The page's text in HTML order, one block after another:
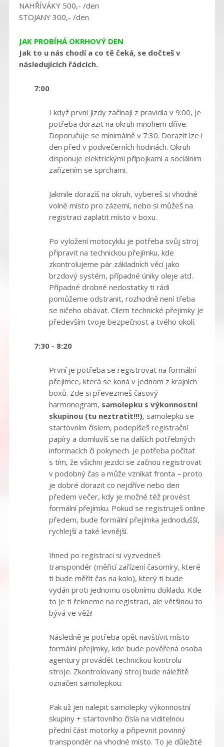
NAHŘÍVÁKY 500,- /den
STOJANY 300,- /den
JAK PROBÍHÁ OKRHOVÝ DEN
Jak to u nás chodí a co tě čeká, se dočteš v
následujících řádcích.
7:00
I když první jízdy začínají z pravidla v 9:00, je
potřeba dorazit na okruh mnohem dříve.
Doporučuje se minimálně v 7:30. Dorazit lze i
den před v podvečerních hodinách. Okruh
disponuje elektrickými přípojkami a sociálním
zařízením se sprchami.
Jakmile dorazíš na okruh, vybereš si vhodné
volné místo pro zázemí, nebo si můžeš na
registraci zaplatit místo v boxu.
Po vyložení motocyklu je potřeba svůj stroj
připravit na technickou přejímku, kde
zkontrolujeme pár základních věcí jako
brzdový systém, případné úniky oleje atd.
Případné drobné nedostatky ti rádi
pomůžeme odstranit, rozhodně není třeba
se ničeho obávat. Cílem technické přejímky je
především tvoje bezpečnost a tvého okolí.
7:30 - 8:20
První je potřeba se registrovat na formální
přejímce, která se koná v jednom z krajních
boxů. Zde si převezmeš časový
harmonogram, samolepku s výkonnostní
skupinou (tu neztratit!!!), samolepku se
startovním číslem, podepíšeš registrační
papíry a domluvíš se na dalších potřebných
informacích či pokynech. Je potřeba počítat
s tím, že všichni jezdci se začnou registrovat
v podobný čas a může vznikat fronta – proto
je dobré dorazit co nejdříve nebo den
předem večer, kdy je možné též provést
formální přejímku. Pokud se registruješ online
předem, bude formální přejímka jednodušší,
rychlejší a také levnější.
Ihned po registraci si vyzvedneš
transpondér (měřicí zařízení časomíry, které
ti bude měřit čas na kolo), který ti bude
vydán proti jednomu osobnímu dokladu. Kde
to je ti řekneme na registraci, ale většinou to
bývá ve věži!
Následně je potřeba opět navštívit místo
formální přejímky, kde bude pověřená osoba
agentury provádět technickou kontrolu
stroje. Zkontrolovaný stroj bude náležitě
označen samolepkou.
Pak už jen nalepit samolepky výkonnostní
skupiny + startovního čísla na viditelnou
přední část motorky a připevnit povinný
transpondér na vhodné místo. To je důležité